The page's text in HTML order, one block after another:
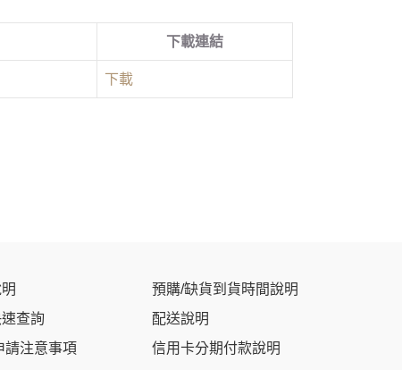
下載連結
下載
查詢
請注意事項
預購/缺貨到貨時間說明
配送說明
信用卡分期付款說明